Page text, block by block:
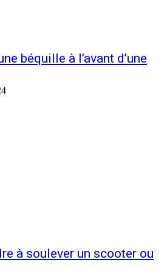
béquille à l’avant d’une
à soulever un scooter ou